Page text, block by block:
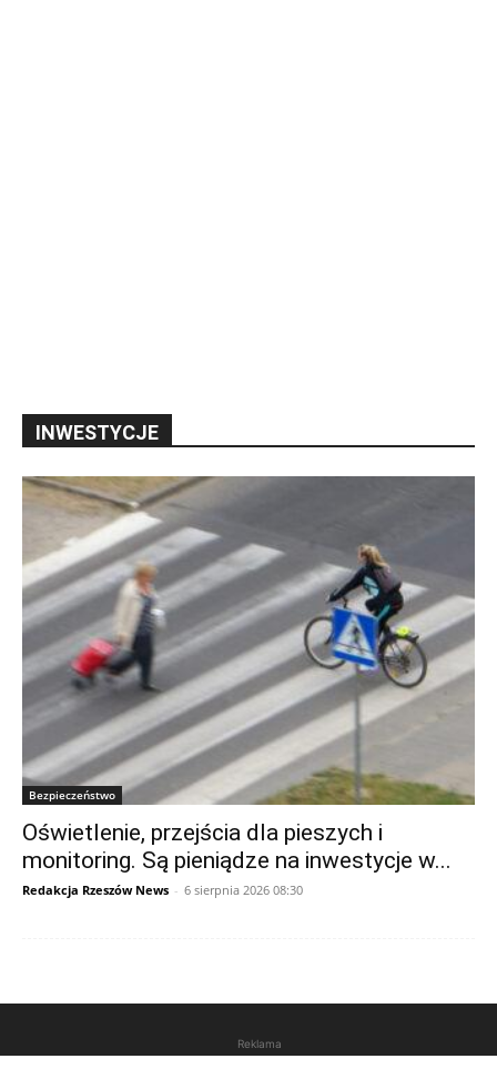
INWESTYCJE
Bezpieczeństwo
Oświetlenie, przejścia dla pieszych i
monitoring. Są pieniądze na inwestycje w...
Redakcja Rzeszów News - 6 sierpnia 2026 08:30
Reklama